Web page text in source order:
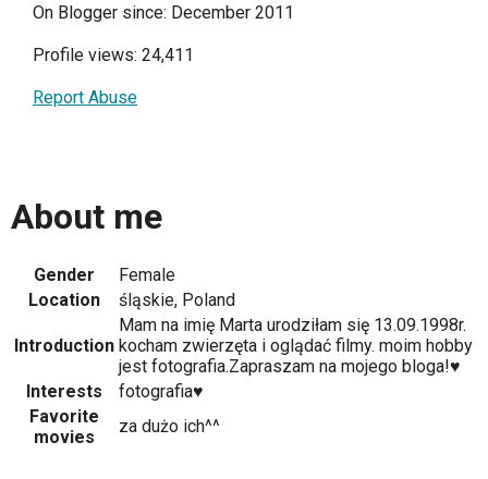
On Blogger since: December 2011
Profile views: 24,411
Report Abuse
About me
Gender
Female
Location
śląskie, Poland
Introduction
Mam na imię Marta urodziłam się 13.09.1998r.
kocham zwierzęta i oglądać filmy. moim hobby
jest fotografia.Zapraszam na mojego bloga!♥
Interests
fotografia♥
Favorite
movies
za dużo ich^^